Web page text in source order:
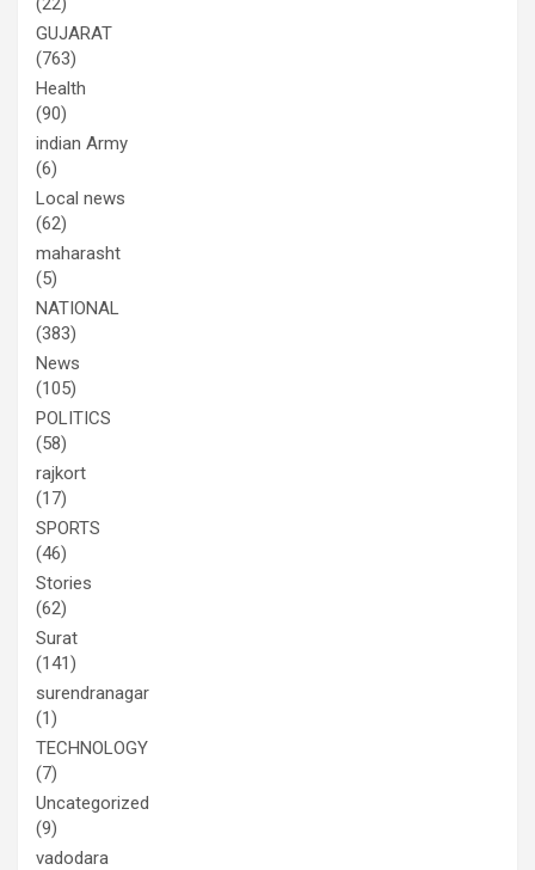
GUJARAT
(763)
Health
(90)
indian Army
(6)
Local news
(62)
maharasht
(5)
NATIONAL
(383)
News
(105)
POLITICS
(58)
rajkort
(17)
SPORTS
(46)
Stories
(62)
Surat
(141)
surendranagar
(1)
TECHNOLOGY
(7)
Uncategorized
(9)
vadodara